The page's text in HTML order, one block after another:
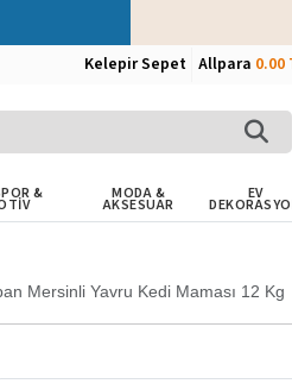
Kelepir Sepet Allpara 0.00
& MODA &
AKSESUAR
EV
Mersinli Yavru Kedi Maması 12 Kg